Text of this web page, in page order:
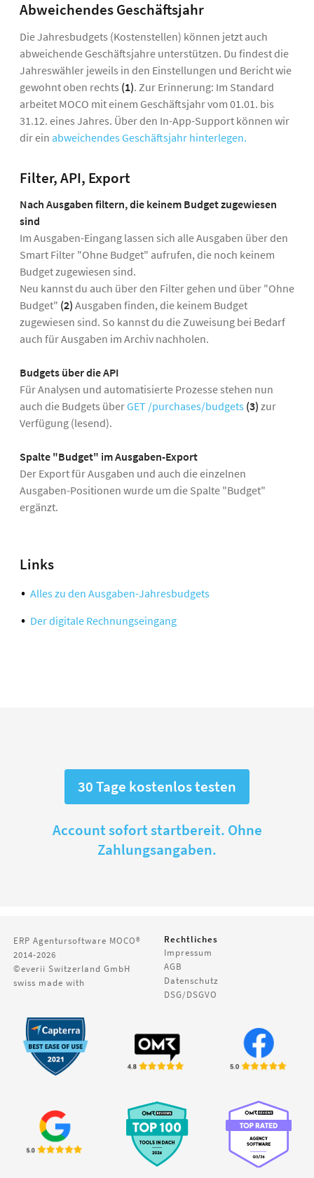
Abweichendes Geschäftsjahr
Die Jahresbudgets (Kostenstellen) können jetzt auch
abweichende Geschäftsjahre unterstützen. Du findest die
Jahreswähler jeweils in den Einstellungen und Bericht wie
gewohnt oben rechts (1). Zur Erinnerung: Im Standard
arbeitet MOCO mit einem Geschäftsjahr vom 01.01. bis
31.12. eines Jahres. Über den In-App-Support können wir
dir ein abweichendes Geschäftsjahr hinterlegen.
Filter, API, Export
Nach Ausgaben filtern, die keinem Budget zugewiesen
sind
Im Ausgaben-Eingang lassen sich alle Ausgaben über den
Smart Filter "Ohne Budget" aufrufen, die noch keinem
Budget zugewiesen sind.
Neu kannst du auch über den Filter gehen und über "Ohne
Budget" (2) Ausgaben finden, die keinem Budget
zugewiesen sind. So kannst du die Zuweisung bei Bedarf
auch für Ausgaben im Archiv nachholen.
Budgets über die API
Für Analysen und automatisierte Prozesse stehen nun
auch die Budgets überGET /purchases/budgets (3) zur
Verfügung (lesend).
Spalte "Budget" im Ausgaben-Export
Der Export für Ausgaben und auch die einzelnen
Ausgaben-Positionen wurde um die Spalte "Budget"
ergänzt.
Links
Alles zu den Ausgaben-Jahresbudgets
Der digitale Rechnungseingang
30 Tage kostenlos testen
Account sofort startbereit. Ohne
Zahlungsangaben.
ERP Agentursoftware MOCO®
2014-2026
©everii Switzerland GmbH
swiss made with
Rechtliches
Impressum
AGB
Datenschutz
DSG/DSGVO